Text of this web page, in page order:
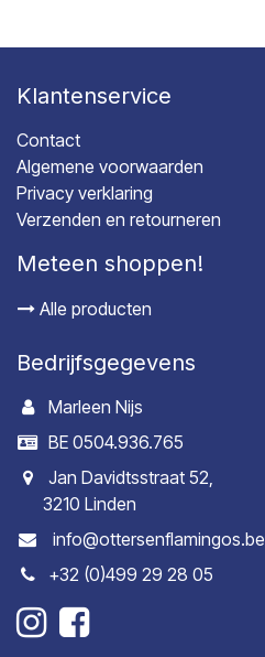
Klantenservice
Contact
Algemene voorwaarden
Privacy verklaring
Verzenden en retourneren
Meteen shoppen!
Alle producten
Bedrijfsgegevens
Marleen Nijs
BE 0504.936.765
Jan Davidtsstraat 52,
3210 Linden
info@ottersenflamingos.be
+32 (0)499 29 28 05